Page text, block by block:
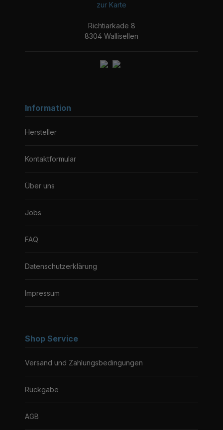
zur Karte
Richtiarkade 8
8304 Wallisellen
Information
Hersteller
Kontaktformular
Über uns
Jobs
FAQ
Datenschutzerklärung
Impressum
Shop Service
Versand und Zahlungsbedingungen
Rückgabe
AGB